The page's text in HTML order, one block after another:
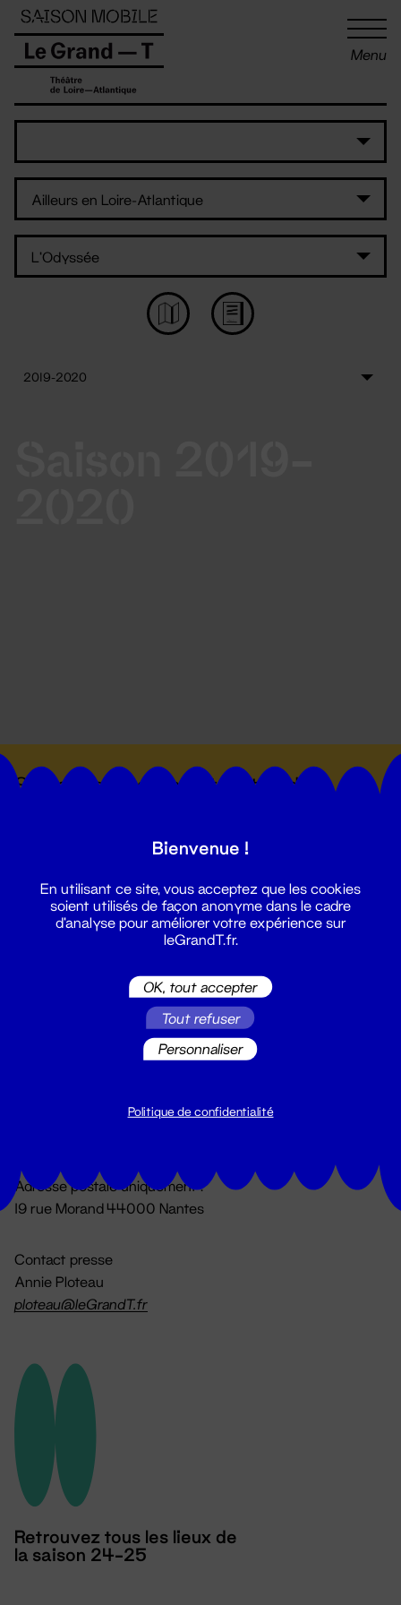
Menu
Suivez toutes les actualités du
Du lundi au vendredi 14h → 18h
Adresse postale uniquement :
19 rue Morand 44000 Nantes
Contact presse
Annie Ploteau
ploteau@leGrandT.fr
Retrouvez tous les lieux de
la saison 24-25
Panneau de gestion des cookies
Bienvenue !
En utilisant ce site, vous acceptez que les cookies
soient utilisés de façon anonyme dans le cadre
d'analyse pour améliorer votre expérience sur
leGrandT.fr.
OK, tout accepter
Tout refuser
Personnaliser
Politique de confidentialité